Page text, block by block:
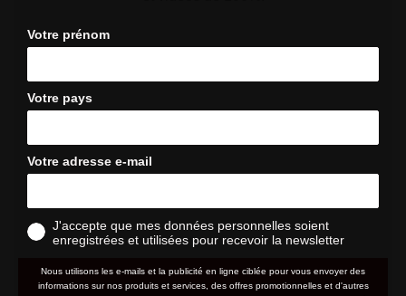
Votre prénom
Votre pays
Votre adresse e-mail
J'accepte que mes données personnelles soient
enregistrées et utilisées pour recevoir la newsletter
Nous utilisons les e-mails et la publicité en ligne ciblée pour vous envoyer des
informations sur nos produits et services, des offres promotionnelles et d'autres